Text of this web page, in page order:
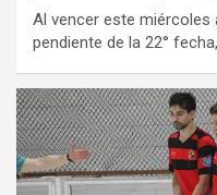
Al vencer este miércoles
pendiente de la 22°